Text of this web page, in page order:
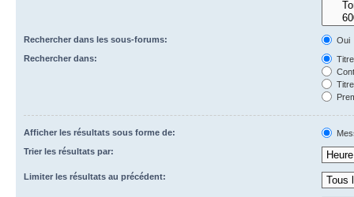
Rechercher dans les sous-forums:
Oui
Rechercher dans:
Afficher les résultats sous forme de:
Trier les résultats par:
Limiter les résultats au précédent: